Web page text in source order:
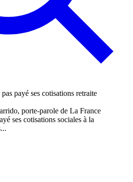
porte-parole de La France
ses cotisations sociales à la